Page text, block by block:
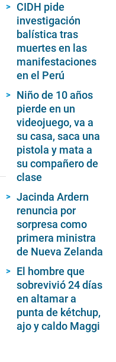
CIDH pide
investigación
balística tras
muertes en las
manifestaciones
en el Perú
Niño de 10 años
pierde en un
videojuego, va a
su casa, saca una
pistola y mata a
su compañero de
clase
Jacinda Ardern
renuncia por
sorpresa como
primera ministra
de Nueva Zelanda
El hombre que
sobrevivió 24 días
en altamar a
punta de kétchup,
ajo y caldo Maggi